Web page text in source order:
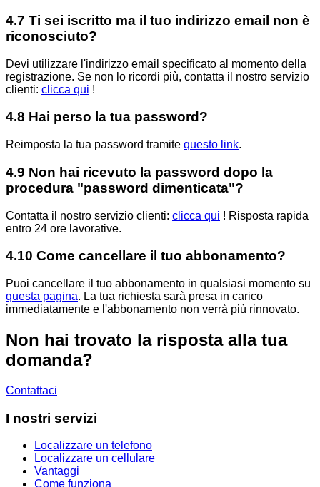
4.7 Ti sei iscritto ma il tuo indirizzo email non è
riconosciuto?
Devi utilizzare l'indirizzo email specificato al momento della
registrazione. Se non lo ricordi più, contatta il nostro servizio
clienti: clicca qui !
4.8 Hai perso la tua password?
Reimposta la tua password tramite questo link.
4.9 Non hai ricevuto la password dopo la
procedura "password dimenticata"?
Contatta il nostro servizio clienti: clicca qui ! Risposta rapida
entro 24 ore lavorative.
4.10 Come cancellare il tuo abbonamento?
Puoi cancellare il tuo abbonamento in qualsiasi momento su
questa pagina. La tua richiesta sarà presa in carico
immediatamente e l'abbonamento non verrà più rinnovato.
Non hai trovato la risposta alla tua
domanda?
Contattaci
I nostri servizi
Localizzare un telefono
Localizzare un cellulare
Vantaggi
Come funziona